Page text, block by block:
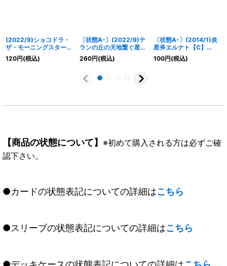
(2022/9)ショコドラ・
ザ・モーニングスター
【X】{PC02-X01}
《黄》
120円(税込)
〔状態A-〕(2022/9)テ
ランの丘の天地繋ぐ星柱
【C】{BS60-082}
《黄》
260円(税込)
〔状態A-〕(2014/1)炎
星斧エルナト【C】
{SD26-010}《赤》
100円(税込)
【商品の状態について】 ※初めて購入される方は必ずご確
認下さい。
●カードの状態表記についての詳細はこちら
●スリーブの状態表記についての詳細はこちら